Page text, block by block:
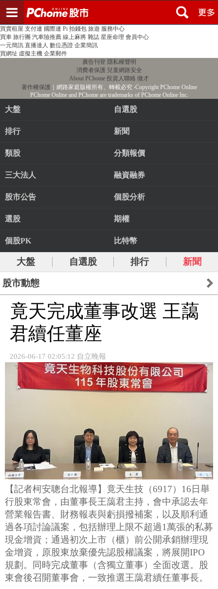
PChome首頁 線上購物 24h購物 書店
買賣租屋 支付連 國際連 Pi 拍錢包 旅遊 服務中心
買車 旅行團 汽車險推薦 線上麻將 雜誌 星座命理 會員中心
一元簡訊 直播達人 數位憑證 企業簡訊
買網址 虛擬主機 企業郵件
廣告刊登 隱私權聲明
消費者保護 兒童網路安全
About PChome 投資人聯絡 徵才
著作權保護 ｜網路家庭版權所有、轉載必究‧Copyright PChome Online
PChome Online and PChome are trademarks of PChome Online Inc.
大盤 自選股
排行 新聞
類股 分類報價
三大法人 融資融券
股市公告 個股分析
選股 期權
個股PK 比特幣
大盤 自選股 排行 新聞
股市動態
竟天完成董事改選 王藹
君續任董座
2026-06-17 02:05:12 自立晚報
【記者柯安聰台北報導】竟天生技（6917）16日舉
行股東常會，由董事長王藹君主持，會中承認去年
營業報告書、財務報表與虧損撥補案，以及順利通
過各項討論議案，包括辦理上限不超過1萬張的私募
現金增資；通過初次上市（櫃）前公開承銷辦理現
金增資，原股東放棄優先認股權議案，將展開IPO
規劃。同時完成董事（含獨立董事）全面改選。股
東會後召開董事會，一致推選王藹君續任董事長。